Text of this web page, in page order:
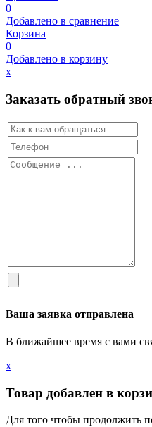
0
Добавлено в сравнение
Корзина
0
Добавлено в корзину
х
Заказать обратный
Ваша заявка отправлена
В ближайшее время с вами
х
Товар добавлен в
Для того чтобы продолжить